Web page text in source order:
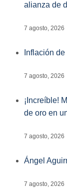
alianza de
7 agosto, 2026
Inflación
7 agosto, 2026
¡Increíble!
de oro en
7 agosto, 2026
Ángel
7 agosto, 2026